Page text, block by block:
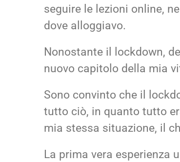
seguire le lezioni online,
dove alloggiavo.
Nonostante il lockdown,
nuovo capitolo della mia
Sono convinto che il
tutto ciò, in quanto tutto
mia stessa situazione, il
La prima vera esperienza